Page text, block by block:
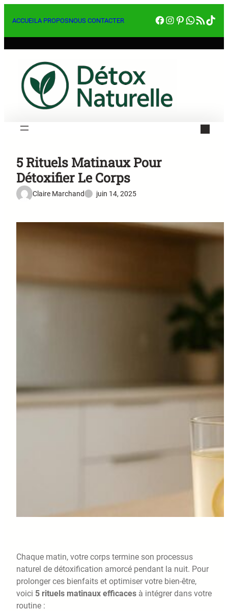
auACCUEILA PROPOSNOUS CONTACTER Facebook
Instagram
Pinterest
RSS Feed
5 Rituels Matinaux Pour
Détoxifier Le Corps
Claire Marchand juin 14, 2025
Chaque matin, votre corps termine son processus
naturel de détoxification amorcé pendant la nuit. Pour
prolonger ces bienfaits et optimiser votre bien-être,
voici 5 rituels matinaux efficaces à intégrer dans votre
routine :